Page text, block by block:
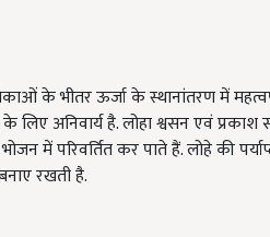
के भीतर ऊर्जा के स्थानांतरण में
अनिवार्य है. लोहा श्वसन एवं प्रकाश
में परिवर्तित कर पाते हैं. लोहे की
रखती है.